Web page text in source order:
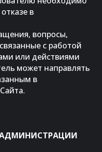
в
вопросы,
с работой
или действиями
может направлять
в
АДМИНИСТРАЦИИ